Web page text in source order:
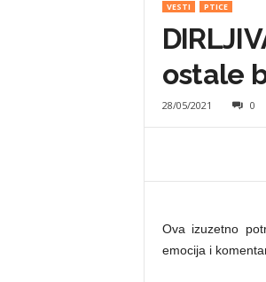
VESTI PTICE
ostale
28/05/2021 0
Ova izuzetno
emocija i